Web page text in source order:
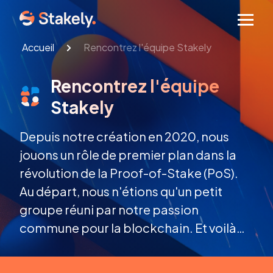
Accueil
Rencontrez l'équipe Stakely
Rencontrez l'équipe
Stakely
Depuis notre création en 2020, nous
jouons un rôle de premier plan dans la
révolution de la Proof-of-Stake (PoS).
Au départ, nous n'étions qu'un petit
groupe réuni par notre passion
commune pour la blockchain. Et voilà
que Stakely est devenu leader mondial